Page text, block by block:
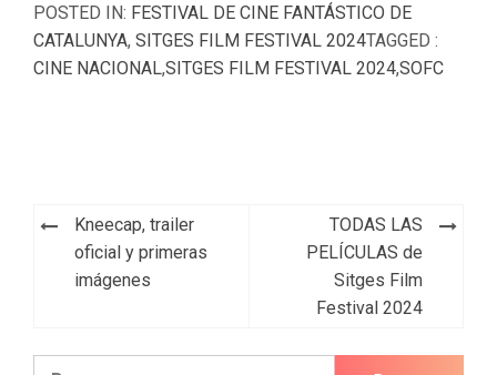
POSTED IN: FESTIVAL DE CINE FANTÁSTICO DE
CATALUNYA, SITGES FILM FESTIVAL 2024TAGGED :
CINE NACIONAL,SITGES FILM FESTIVAL 2024,SOFC
Navegación
entradas
Kneecap, trailer
oficial y primeras
imágenes
TODAS LAS
PELÍCULAS de
Sitges Film
Festival 2024